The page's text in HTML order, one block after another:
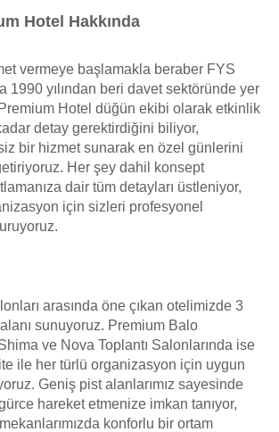
Hotel Hakkında
vermeye başlamakla beraber FYS
1990 yılından beri davet sektöründe yer
Hotel düğün ekibi olarak etkinlik
detay gerektirdiğini biliyor,
bir hizmet sunarak en özel günlerini
Her şey dahil konsept
dair tüm detayları üstleniyor,
için sizleri profesyonel
arasında öne çıkan otelimizde 3
sunuyoruz. Premium Balo
ve Nova Toplantı Salonlarında ise
ile her türlü organizasyon için uygun
Geniş pist alanlarımız sayesinde
hareket etmenize imkan tanıyor,
konforlu bir ortam